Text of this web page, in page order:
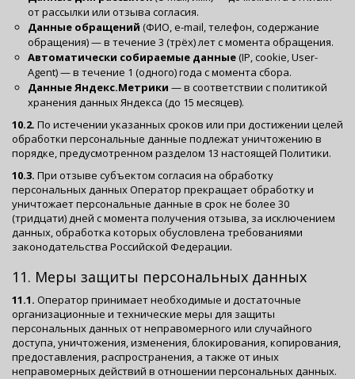
от рассылки или отзыва согласия.
Данные обращений (ФИО, e-mail, телефон, содержание
обращения) — в течение 3 (трёх) лет с момента обращения.
Автоматически собираемые данные(IP, cookie, User-
Agent) — в течение 1 (одного) года с момента сбора.
Данные Яндекс.Метрики — в соответствии с политикой
хранения данных Яндекса (до 15 месяцев).
10.2. По истечении указанных сроков или при достижении целей
обработки персональные данные подлежат уничтожению в
порядке, предусмотренном разделом 13 настоящей Политики.
10.3. При отзыве субъектом согласия на обработку
персональных данных Оператор прекращает обработку и
уничтожает персональные данные в срок не более 30
(тридцати) дней с момента получения отзыва, за исключением
данных, обработка которых обусловлена требованиями
законодательства Российской Федерации.
11. Меры защиты персональных данных
11.1. Оператор принимает необходимые и достаточные
организационные и технические меры для защиты
персональных данных от неправомерного или случайного
доступа, уничтожения, изменения, блокирования, копирования,
предоставления, распространения, а также от иных
неправомерных действий в отношении персональных данных.